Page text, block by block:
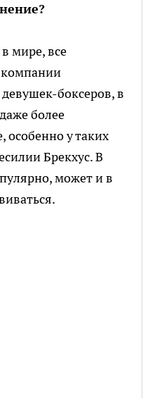
мире, все
компании
боксеров, в
более
у таких
Брекхус. В
может и в